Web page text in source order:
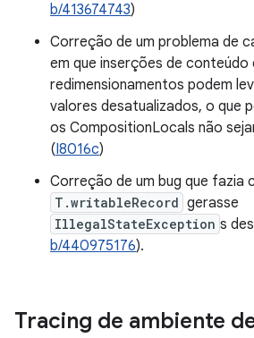
b/413674743)
Correção de um problema de
em que inserções de conteúdo
redimensionamentos podem
valores desatualizados, o que
os CompositionLocals não
(I8016c)
Correção de um bug que fazia
T.writableRecord gerasse
IllegalStateException s
b/440975176).
Tracing de ambiente